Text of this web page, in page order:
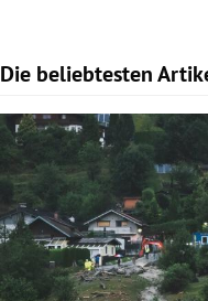
Die beliebtesten
Slide 1 von 9